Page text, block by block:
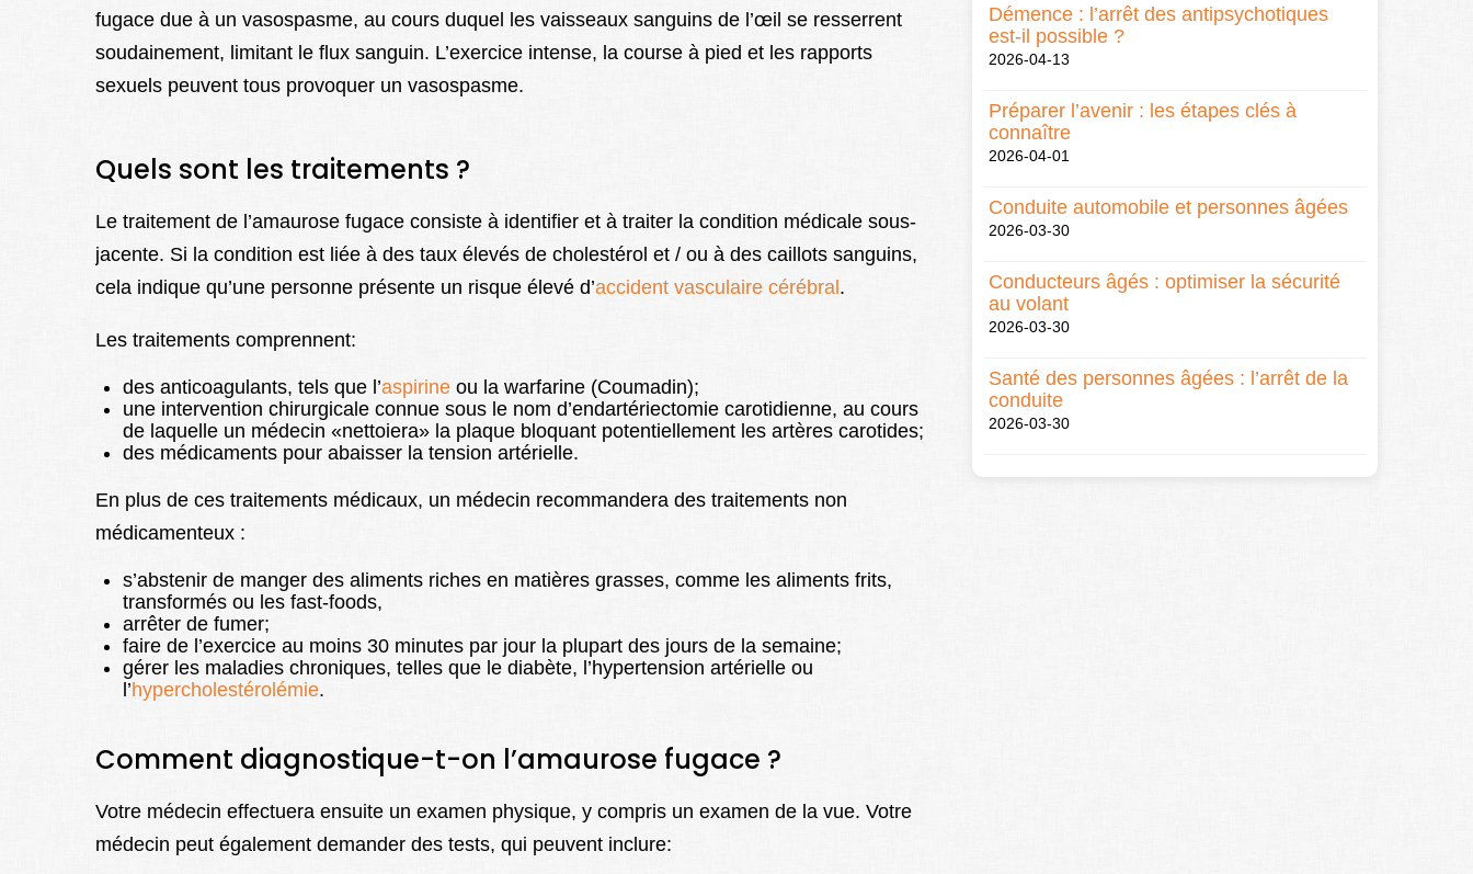
fugace due à un vasospasme, au cours duquel les vaisseaux sanguins de l’œil se resserrent
soudainement, limitant le flux sanguin. L’exercice intense, la course à pied et les rapports
sexuels peuvent tous provoquer un vasospasme.
Quels sont les traitements ?
Le traitement de l’amaurose fugace consiste à identifier et à traiter la condition médicale sous-
jacente. Si la condition est liée à des taux élevés de cholestérol et / ou à des caillots sanguins,
cela indique qu’une personne présente un risque élevé d’accident vasculaire cérébral .
Les traitements comprennent:
des anticoagulants, tels que l’aspirine ou la warfarine (Coumadin);
une intervention chirurgicale connue sous le nom d’endartériectomie carotidienne, au cours
de laquelle un médecin «nettoiera» la plaque bloquant potentiellement les artères carotides;
des médicaments pour abaisser la tension artérielle.
En plus de ces traitements médicaux, un médecin recommandera des traitements non
médicamenteux :
s’abstenir de manger des aliments riches en matières grasses, comme les aliments frits,
transformés ou les fast-foods,
arrêter de fumer;
faire de l’exercice au moins 30 minutes par jour la plupart des jours de la semaine;
gérer les maladies chroniques, telles que le diabète, l’hypertension artérielle ou
l’hypercholestérolémie.
Comment diagnostique-t-on l’amaurose fugace ?
Votre médecin effectuera ensuite un examen physique, y compris un examen de la vue. Votre
médecin peut également demander des tests, qui peuvent inclure:
Démence : l’arrêt des antipsychotiques
est-il possible ?
2026-04-13
Préparer l’avenir : les étapes clés à
connaître
2026-04-01
Conduite automobile et personnes âgées
2026-03-30
Conducteurs âgés : optimiser la sécurité
au volant
2026-03-30
Santé des personnes âgées : l’arrêt de la
conduite
2026-03-30